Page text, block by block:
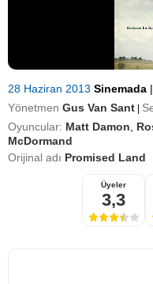
28 Haziran 2013 Sinemada |
Yönetmen Gus Van Sant
Oyuncular: Matt Damon
McDormand
Orijinal adı Promised Land
Üyeler
3,3